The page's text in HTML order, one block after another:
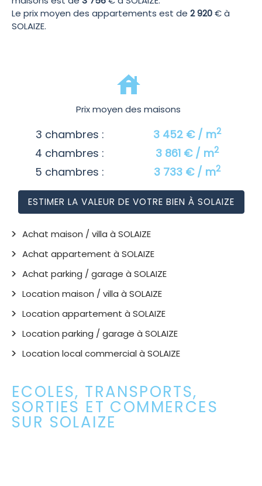
Le prix moyen des appartements est de 2 920€ à
SOLAIZE.
Prix moyen des maisons
3 chambres : 3 452 € / m2
4 chambres : 3 861 € / m2
5 chambres : 3 733 € / m2
ESTIMER LA VALEUR DE VOTRE BIEN À SOLAIZE
Achat maison / villa à SOLAIZE
Achat appartement à SOLAIZE
Achat parking / garage à SOLAIZE
Location maison / villa à SOLAIZE
Location appartement à SOLAIZE
Location parking / garage à SOLAIZE
Location local commercial à SOLAIZE
ECOLES, TRANSPORTS,
SORTIES ET COMMERCES
SUR SOLAIZE